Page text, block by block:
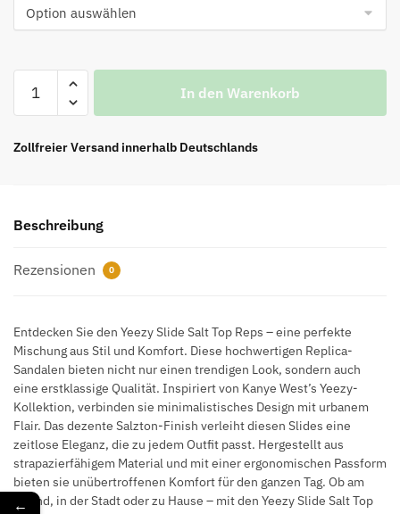
Slide
Top
In den Warenkorb
Zollfreier Versand innerhalb Deutschlands
Beschreibung
Rezensionen 0
Entdecken Sie den Yeezy Slide Salt Top Reps – eine perfekte
Mischung aus Stil und Komfort. Diese hochwertigen Replica-
Sandalen bieten nicht nur einen trendigen Look, sondern auch
eine erstklassige Qualität. Inspiriert von Kanye West’s Yeezy-
Kollektion, verbinden sie minimalistisches Design mit urbanem
Flair. Das dezente Salzton-Finish verleiht diesen Slides eine
zeitlose Eleganz, die zu jedem Outfit passt. Hergestellt aus
strapazierfähigem Material und mit einer ergonomischen Passform
bieten sie unübertroffenen Komfort für den ganzen Tag. Ob am
Strand, in der Stadt oder zu Hause – mit den Yeezy Slide Salt Top
←